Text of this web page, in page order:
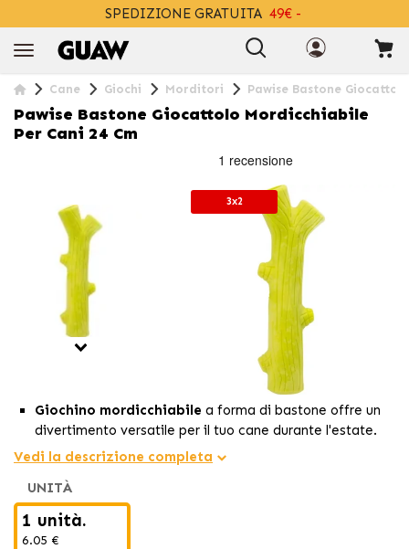
SPEDIZIONE GRATUITA 49€ -
Cane Giochi Morditori Pawise Bastone
Pawise Bastone Giocattolo Mordicchiabile
Per Cani 24 Cm
3x2
Giochino mordicchiabile a forma di bastone offre un
divertimento versatile per il tuo cane durante l'estate.
Galleggia sull'acqua,rendendolo perfetto per i
, aggiungendo un'ulteriore dimensione di
intrattenimento per il tuo animale.
Progettato con una
aiuta a mantenere i
Vedi la descrizione completa
UNITÀ
1 unità.
6.05 €